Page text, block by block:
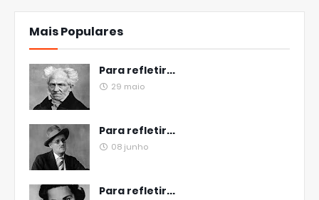
Mais Populares
Para refletir...
29 maio
Para refletir...
08 junho
Para refletir...